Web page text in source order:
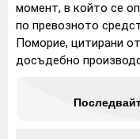
момент, в който се
по превозното
Поморие, цитирани
досъдебно